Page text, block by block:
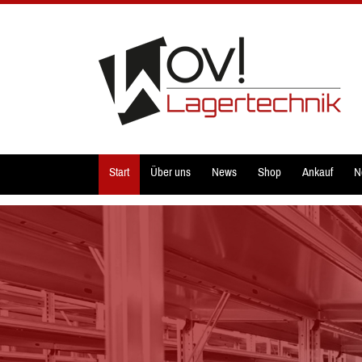
Start Über uns News Shop Ankauf